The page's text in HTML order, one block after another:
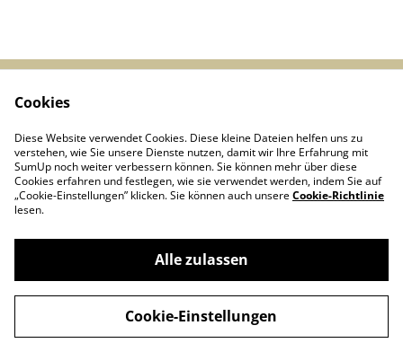
Cookie-Richtlinie
©2026
Linie D - Arbeitsgemeinschaft historischer
Nahverkehr Düsseldorf e.V.
powered by
Cookies
Diese Website verwendet Cookies. Diese kleine Dateien helfen uns zu
verstehen, wie Sie unsere Dienste nutzen, damit wir Ihre Erfahrung mit
SumUp noch weiter verbessern können. Sie können mehr über diese
Cookies erfahren und festlegen, wie sie verwendet werden, indem Sie auf
„Cookie-Einstellungen” klicken. Sie können auch unsereCookie-Richtlinie
lesen.
Alle zulassen
Cookie-Einstellungen